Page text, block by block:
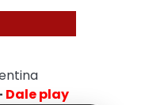
Dale play